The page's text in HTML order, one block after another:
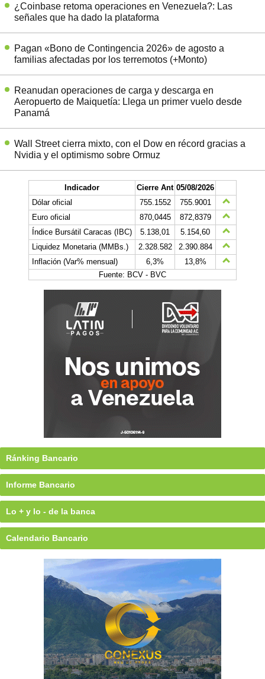
¿Coinbase retoma operaciones en Venezuela?: Las
señales que ha dado la plataforma
Pagan «Bono de Contingencia 2026» de agosto a
familias afectadas por los terremotos (+Monto)
Reanudan operaciones de carga y descarga en
Aeropuerto de Maiquetía: Llega un primer vuelo desde
Panamá
Wall Street cierra mixto, con el Dow en récord gracias a
Nvidia y el optimismo sobre Ormuz
Indicador Cierre Ant 05/08/2026
Dólar oficial
755.1552
755.9001
Euro oficial
870,0445
872,8379
Índice Bursátil Caracas (IBC)
5.138,01
5.154,60
Liquidez Monetaria (MMBs.)
2.328.582
2.390.884
Inflación (Var% mensual)
6,3%
13,8%
Fuente: BCV - BVC
Ránking Bancario
Informe Bancario
Lo + y lo - de la banca
Calendario Bancario